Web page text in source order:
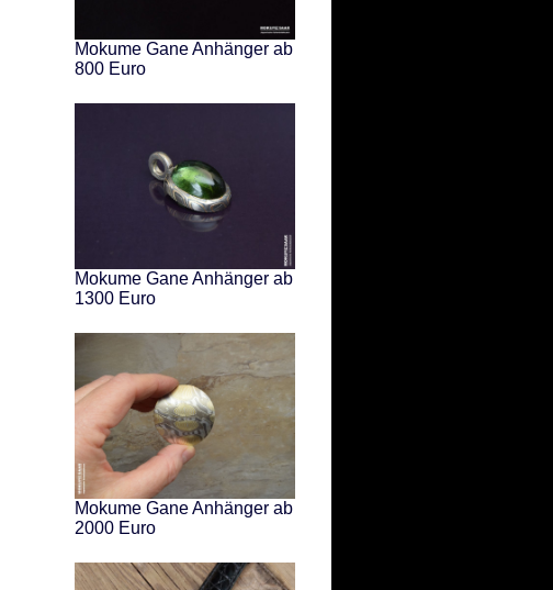
Mokume Gane Anhänger ab
800 Euro
Mokume Gane Anhänger ab
1300 Euro
Mokume Gane Anhänger ab
2000 Euro